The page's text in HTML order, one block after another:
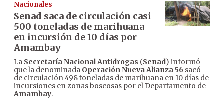
Nacionales
Senad saca de circulación casi
500 toneladas de marihuana
en incursión de 10 días por
Amambay
La Secretaría Nacional Antidrogas (Senad) informó
que la denominada Operación Nueva Alianza 56 sacó
de circulación 498 toneladas de marihuana en 10 días de
incursiones en zonas boscosas por el Departamento de
Amambay.